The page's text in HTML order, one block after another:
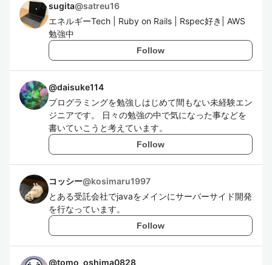
sugita@satreu16
エネルギーTech | Ruby on Rails | Rspec好き| AWS
勉強中
Follow
@daisuke114
プログラミングを勉強しはじめて間もない未経験エン
ジニアです。 日々の勉強の中で気になった事などを
書いていこうと考えています。
Follow
コッシー@kosimaru1997
とある受託会社でjavaをメインにサーバーサイド開発
を行なっています。
Follow
@tomo_oshima0828